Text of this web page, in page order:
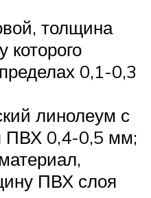
толщина
которого
0,1-0,3
линолеум с
ПВХ 0,4-0,5 мм;
ПВХ слоя